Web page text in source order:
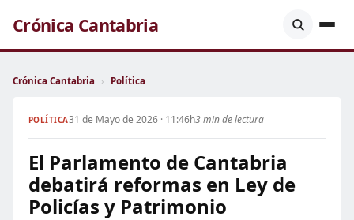
Crónica Cantabria
Crónica Cantabria › Política
POLÍTICA31 de Mayo de 2026 · 11:46h3 min de lectura
El Parlamento de Cantabria
debatirá reformas en Ley de
Policías y Patrimonio